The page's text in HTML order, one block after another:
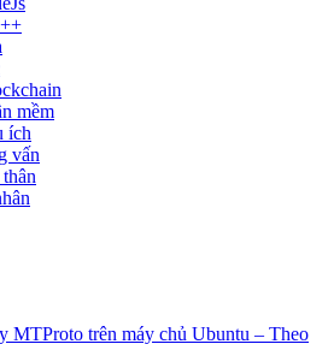
mềm
ích
vấn